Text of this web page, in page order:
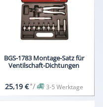
BGS-1783 Montage-Satz für
Ventilschaft-Dichtungen
25,19 €*/ 3-5 Werktage